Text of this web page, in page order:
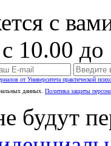
с
10.00
от Университета практической
данных. Политика защиты
будут